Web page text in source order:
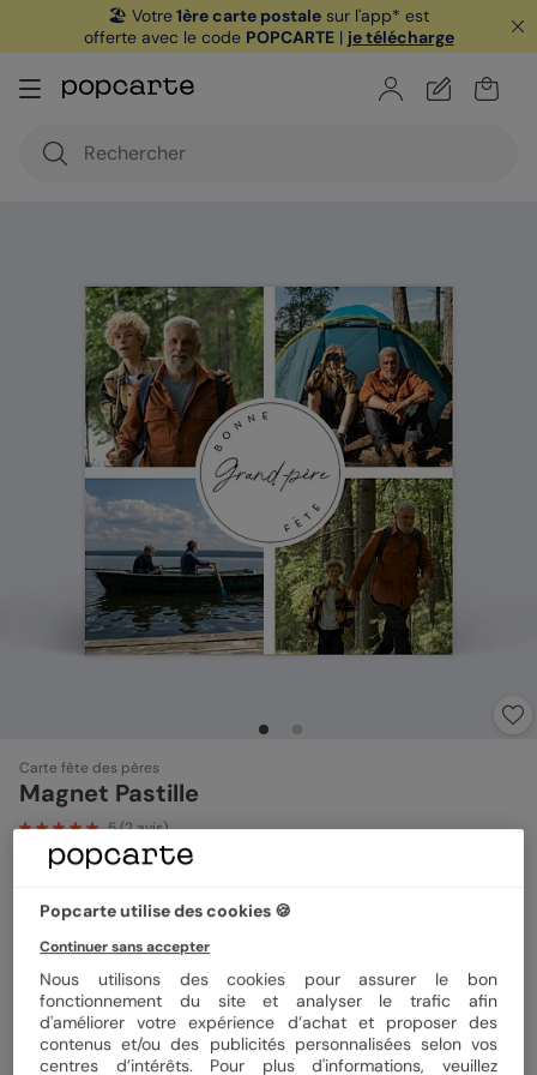
🏖️ Votre1ère carte postale sur l'app* est
offerte avec le code POPCARTE| je télécharge
Carte fête des pères
Magnet Pastille
5(2avis)
Format
Quantité 1 magnet
Popcarte utilise des cookies 🍪
Continuer sans accepter
Nous utilisons des cookies pour assurer le bon
fonctionnement du site et analyser le trafic afin
d'améliorer votre expérience d’achat et proposer des
contenus et/ou des publicités personnalisées selon vos
centres d’intérêts. Pour plus d'informations, veuillez